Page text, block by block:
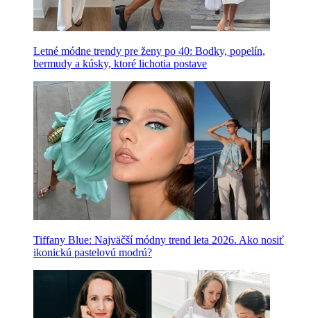
Letné módne trendy pre ženy po 40: Bodky, popelín,
bermudy a kúsky, ktoré lichotia postave
Tiffany Blue: Najväčší módny trend leta 2026. Ako nosiť
ikonickú pastelovú modrú?